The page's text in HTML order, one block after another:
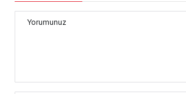
Yorumunuz